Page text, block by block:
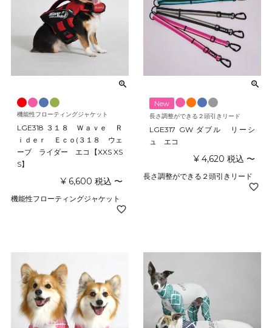
機能性フローティングジャケット
LGE318 ３１８ Ｗａｖｅ Ｒ
ｉｄｅｒ Ｅｃｏ(３１８ ウェ
ーブ ライダー エコ【XXS XS
S】
¥ 6,600 税込 〜
機能性フローティングジャケット
New
長さ調整ができる２頭引きリード
LGE317 GW ダブル リーシ
ュ エコ
¥ 4,620 税込 〜
長さ調整ができる２頭引きリード